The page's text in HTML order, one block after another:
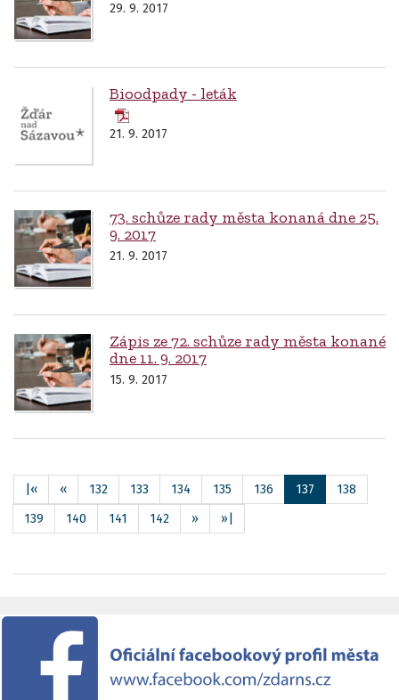
29. 9. 2017
Bioodpady - leták
21. 9. 2017
73. schůze rady města konaná dne 25.
9. 2017
21. 9. 2017
Zápis ze 72. schůze rady města konané
dne 11. 9. 2017
15. 9. 2017
|« « 132 133 134 135 136 137
138
139
140 141 142 » »|